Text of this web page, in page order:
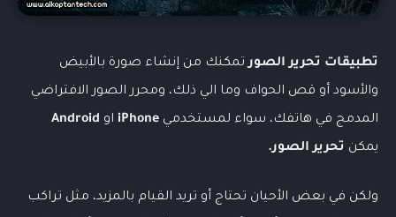
تطبيقات تحرير الصورتمكنك من إنشاء صورة بالأبيض
والأسود أو قص الحواف وما الي ذلك، ومحرر الصور الافتراضي
المدمج في هاتفك، سواء لمستخدمي iPhone او Android
يمكن تحرير الصور.
ولكن في بعض الأحيان تحتاج أو تريد القيام بالمزيد، مثل تراكب